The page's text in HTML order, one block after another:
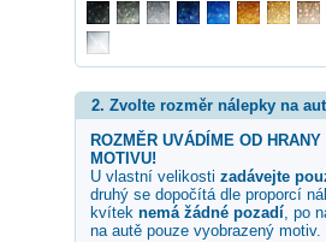
2. Zvolte rozměr nálepky na
ROZMĚR UVÁDÍME OD
MOTIVU!
U vlastní velikosti zadávejte
druhý se dopočítá dle proporcí
kvítek nemá žádné pozadí, po
na autě pouze vyobrazený motiv.